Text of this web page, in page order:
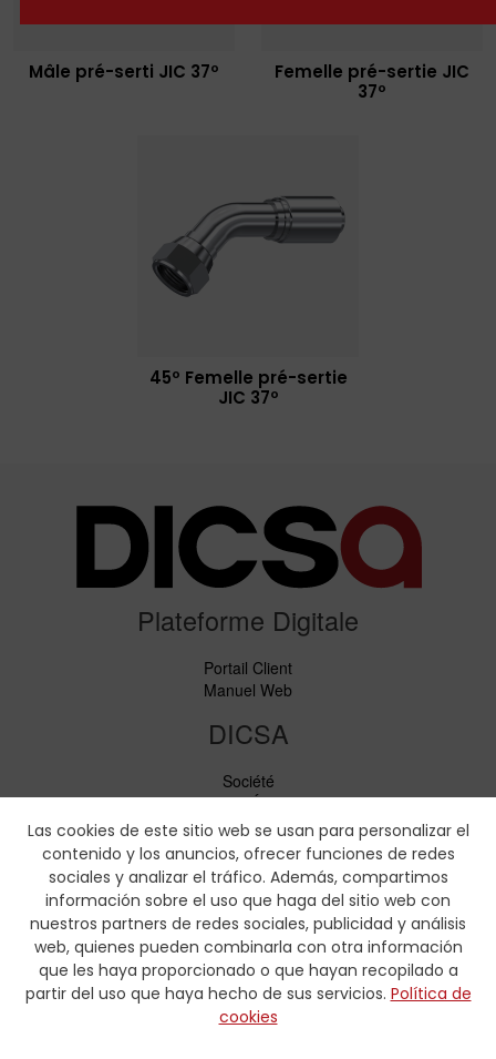
Las cookies de este sitio web se usan para personalizar el
contenido y los anuncios, ofrecer funciones de redes
sociales y analizar el tráfico. Además, compartimos
información sobre el uso que haga del sitio web con
nuestros partners de redes sociales, publicidad y análisis
web, quienes pueden combinarla con otra información
que les haya proporcionado o que hayan recopilado a
partir del uso que haya hecho de sus servicios. Política de
cookies
Mâle pré-serti JIC 37º
Femelle pré-sertie JIC
37º
45º Femelle pré-sertie
JIC 37º
Plateforme Digitale
Portail Client
Manuel Web
DICSA
Société
Nouvelles et Événements
Services
Code de conduite
Responsabilité sociale
Téléchargements
Tarifs et brochures
Certificats
Tableaux de sertissage
Formulaires hydrauliques